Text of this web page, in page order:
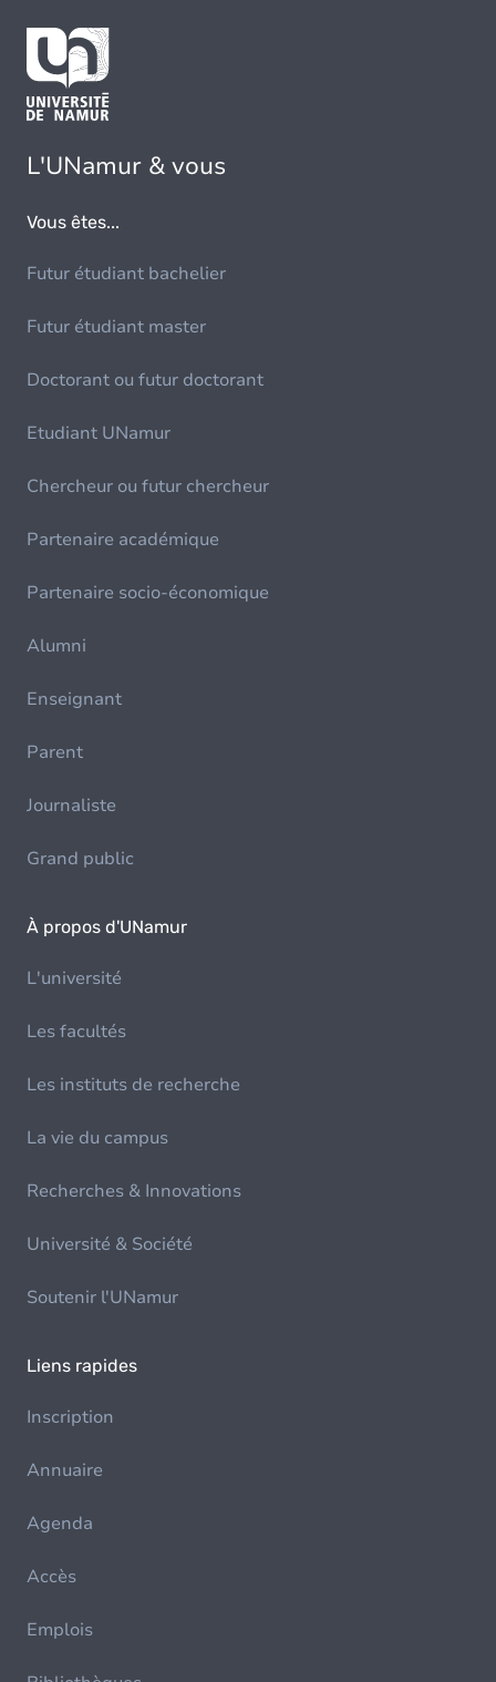
L'UNamur & vous
Vous êtes...
Futur étudiant bachelier
Futur étudiant master
Doctorant ou futur doctorant
Etudiant UNamur
Chercheur ou futur chercheur
Partenaire académique
Partenaire socio-économique
Alumni
Enseignant
Parent
Journaliste
Grand public
À propos d'UNamur
L'université
Les facultés
Les instituts de recherche
La vie du campus
Recherches & Innovations
Université & Société
Soutenir l'UNamur
Liens rapides
Inscription
Annuaire
Agenda
Accès
Emplois